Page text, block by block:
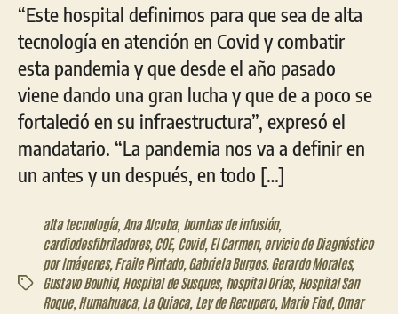
“Este hospital definimos para que sea de alta
tecnología en atención en Covid y combatir
esta pandemia y que desde el año pasado
viene dando una gran lucha y que de a poco se
fortaleció en su infraestructura”, expresó el
mandatario. “La pandemia nos va a definir en
un antes y un después, en todo […]
Etiquetas
alta tecnología, Ana Alcoba, bombas de infusión,
cardiodesfibriladores, COE, Covid, El Carmen, ervicio de Diagnóstico
por Imágenes, Fraile Pintado, Gabriela Burgos, Gerardo Morales,
Gustavo Bouhid, Hospital de Susques, hospital Orías, Hospital San
Roque, Humahuaca, La Quiaca, Ley de Recupero, Mario Fiad, Omar